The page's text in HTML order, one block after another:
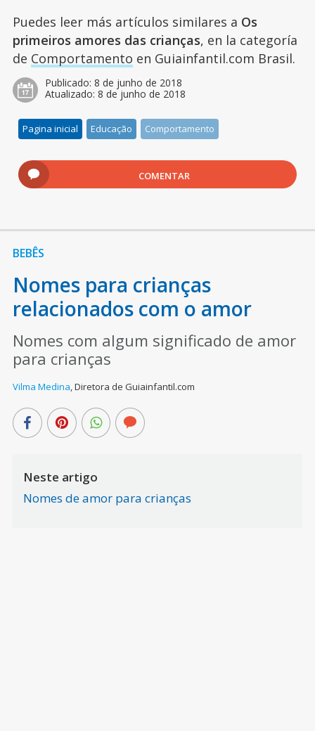
Puedes leer más artículos similares a Os
primeiros amores das crianças, en la categoría
de Comportamento en Guiainfantil.com Brasil.
Publicado: 8 de junho de 2018
Atualizado: 8 de junho de 2018
Pagina inicial Educação Comportamento
COMENTAR
BEBÊS
Nomes para crianças
relacionados com o amor
Nomes com algum significado de amor
para crianças
Vilma Medina,Diretora de Guiainfantil.com
Neste artigo
Nomes de amor para crianças